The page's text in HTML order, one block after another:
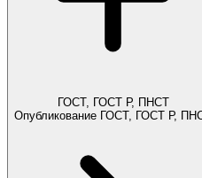
ГОСТ, ГОСТ Р, ПНСТ
Опубликование ГОСТ, ГОСТ Р,